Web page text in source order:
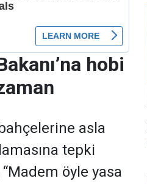
hobi
bahçelerine asla
tepki
öyle yasa